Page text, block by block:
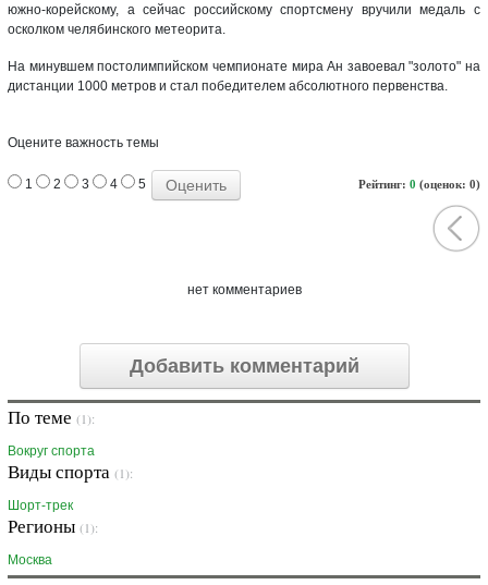
южно-корейскому, а сейчас российскому спортсмену вручили медаль с
осколком челябинского метеорита.
На минувшем постолимпийском чемпионате мира Ан завоевал "золото" на
дистанции 1000 метров и стал победителем абсолютного первенства.
Оцените важность темы
Рейтинг: 0 (оценок: 0)
1 2 3 4 5
нет комментариев
Добавить комментарий
По теме (1):
Вокруг спорта
Виды спорта (1):
Шорт-трек
Регионы (1):
Москва